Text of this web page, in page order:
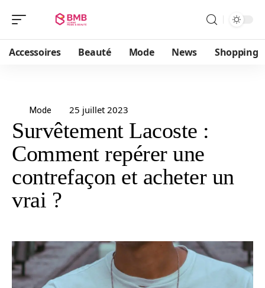
Accessoires Beauté Mode News Shopping
Mode 25 juillet 2023
Survêtement Lacoste :
Comment repérer une
contrefaçon et acheter un
vrai ?